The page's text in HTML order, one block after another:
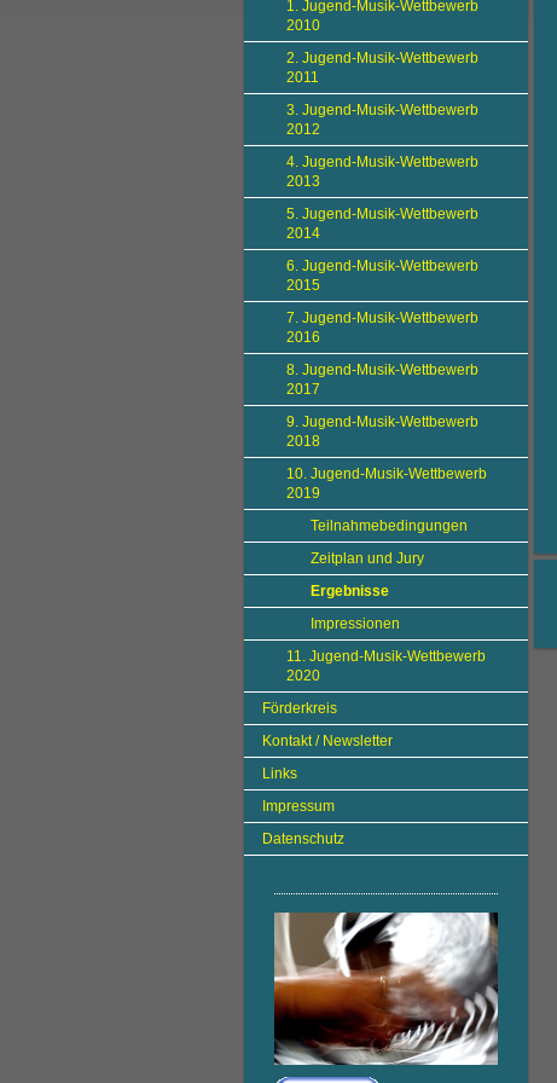
1. Jugend-Musik-Wettbewerb
2010
2. Jugend-Musik-Wettbewerb
2011
3. Jugend-Musik-Wettbewerb
2012
4. Jugend-Musik-Wettbewerb
2013
5. Jugend-Musik-Wettbewerb
2014
6. Jugend-Musik-Wettbewerb
2015
7. Jugend-Musik-Wettbewerb
2016
8. Jugend-Musik-Wettbewerb
2017
9. Jugend-Musik-Wettbewerb
2018
10. Jugend-Musik-Wettbewerb
2019
Teilnahmebedingungen
Zeitplan und Jury
Ergebnisse
Impressionen
11. Jugend-Musik-Wettbewerb
2020
Förderkreis
Kontakt / Newsletter
Links
Impressum
Datenschutz